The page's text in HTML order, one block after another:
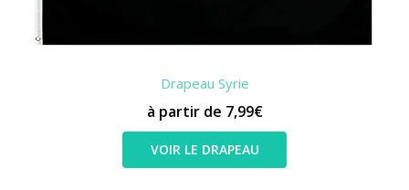
Drapeau Syrie
à partir de 7,99€
VOIR LE DRAPEAU